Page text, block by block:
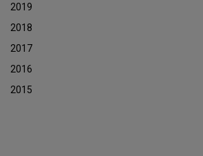
2019
2018
2017
2016
2015